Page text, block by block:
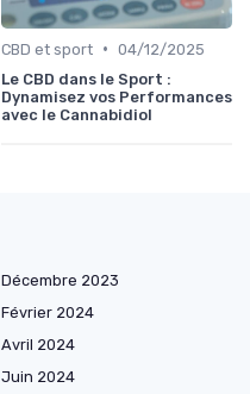
CBD et sport • 04/12/2025
Le CBD dans le Sport :
Dynamisez vos Performances
avec le Cannabidiol
Décembre 2023
Février 2024
Avril 2024
Juin 2024